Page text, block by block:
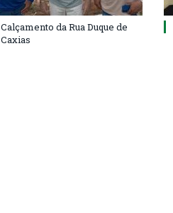
Calçamento da Rua Duque de
Caxias